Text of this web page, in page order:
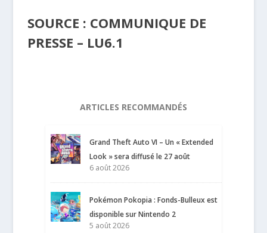
SOURCE : COMMUNIQUE DE
PRESSE – LU6.1
ARTICLES RECOMMANDÉS
Grand Theft Auto VI – Un « Extended
Look » sera diffusé le 27 août
6 août 2026
Pokémon Pokopia : Fonds-Bulleux est
disponible sur Nintendo 2
5 août 2026